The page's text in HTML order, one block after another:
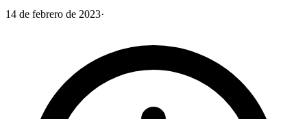
14 de febrero de 2023·